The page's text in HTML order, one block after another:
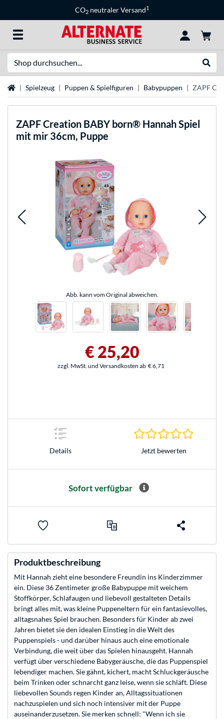
CO2 neutraler Versand1
StartseiteSpielzeug Puppen & Spielfiguren Babypuppen ZAPF
ZAPF Creation BABY born® Hannah Spiel
mit mir 36cm, Puppe
Abb. kann vom Original abweichen.
€ 25,20
zzgl. MwSt. und Versandkosten ab € 6,71
Details Jetzt bewerten
Sofort verfügbar
Produktbeschreibung
Mit Hannah zieht eine besondere Freundin ins Kinderzimmer
ein. Diese 36 Zentimeter große Babypuppe mit weichem
Stoffkörper, Schlafaugen und liebevoll gestalteten Details
bringt alles mit, was kleine Puppeneltern für ein fantasievolles,
alltagsnahes Spiel brauchen. Besonders für Kinder ab zwei
Jahren bietet sie den idealen Einstieg in die Welt des
Puppenspiels - und darüber hinaus auch eine emotionale
Verbindung, die weit über das Spielen hinausgeht. Hannah
verfügt über verschiedene Babygeräusche, die das Puppenspiel
lebendiger machen. Sie gähnt, kichert, macht Schluckgeräusche
beim Trinken oder schnarcht ganz leise, wenn sie schläft. Diese
liebevollen Sounds regen Kinder an, Alltagssituationen
nachzuspielen und sich noch intensiver mit der Puppe
auseinanderzusetzen. Sie merken schnell: "Wenn ich sie